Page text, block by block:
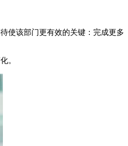
使该部门更有效的关键：完成更多
。